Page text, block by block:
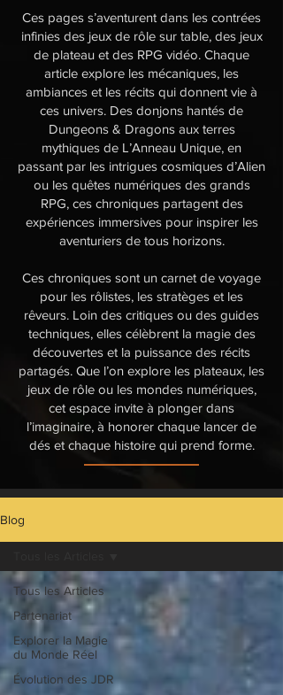
Ces pages s’aventurent dans les contrées
infinies des jeux de rôle sur table, des jeux
de plateau et des RPG vidéo. Chaque
article explore les mécaniques, les
ambiances et les récits qui donnent vie à
ces univers. Des donjons hantés de
Dungeons & Dragons aux terres
mythiques de L’Anneau Unique, en
passant par les intrigues cosmiques d’Alien
ou les quêtes numériques des grands
RPG, ces chroniques partagent des
expériences immersives pour inspirer les
aventuriers de tous horizons.
Ces chroniques sont un carnet de voyage
pour les rôlistes, les stratèges et les
rêveurs. Loin des critiques ou des guides
techniques, elles célèbrent la magie des
découvertes et la puissance des récits
partagés. Que l’on explore les plateaux, les
jeux de rôle ou les mondes numériques,
cet espace invite à plonger dans
l’imaginaire, à honorer chaque lancer de
dés et chaque histoire qui prend forme.
Blog
Tous les Articles
Partenariat
Explorer la Magie
du Monde Réel
Évolution des JDR